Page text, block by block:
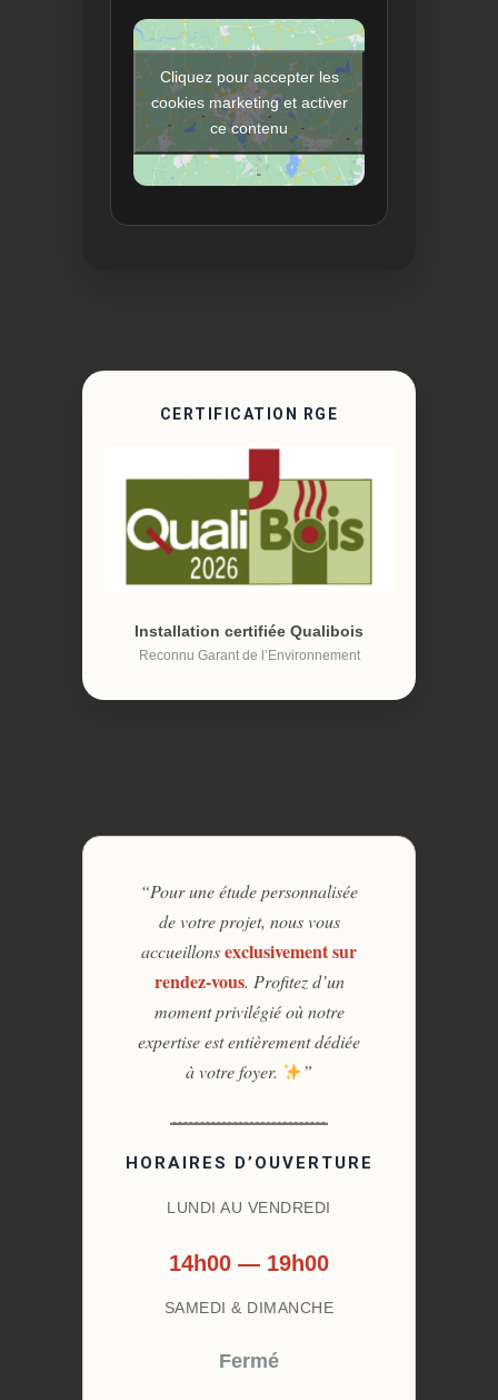
Cliquez pour accepter les
cookies marketing et activer
ce contenu
CERTIFICATION RGE
Installation certifiée Qualibois
Reconnu Garant de l’Environnement
“Pour une étude personnalisée
de votre projet, nous vous
accueillonsexclusivement sur
rendez-vous. Profitez d’un
moment privilégié où notre
expertise est entièrement dédiée
à votre foyer.
”
HORAIRES D’OUVERTURE
LUNDI AU VENDREDI
14h00 — 19h00
SAMEDI & DIMANCHE
Fermé